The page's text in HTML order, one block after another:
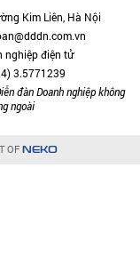
Kim Liên, Hà Nội
nghiệp điện tử
3.5771239
đàn Doanh nghiệp không
ngoài
OF NEKO